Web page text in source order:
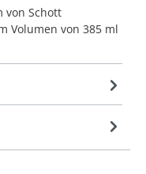
von Schott
Volumen von 385 ml